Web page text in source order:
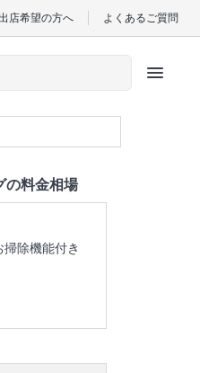
店希望の方へ よくあるご質問
menu
の料金相場
掃除機能付き
(税込)
込)
天井埋め